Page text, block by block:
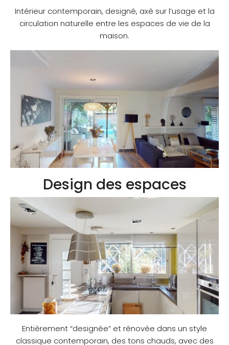
Intérieur contemporain, designé, axé sur l’usage et la
circulation naturelle entre les espaces de vie de la
maison.
Design des espaces
Entièrement “designée” et rénovée dans un style
classique contemporain, des tons chauds, avec des